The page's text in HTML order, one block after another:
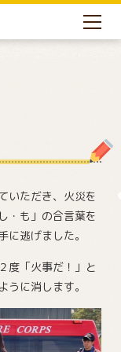
いただき、火災を
・も」の合言葉を
逃げました。
度「火事だ！」と
に消します。